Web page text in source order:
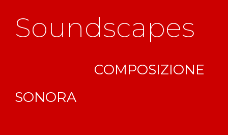
Soundscapes
COMPOSIZIONE
SONORA